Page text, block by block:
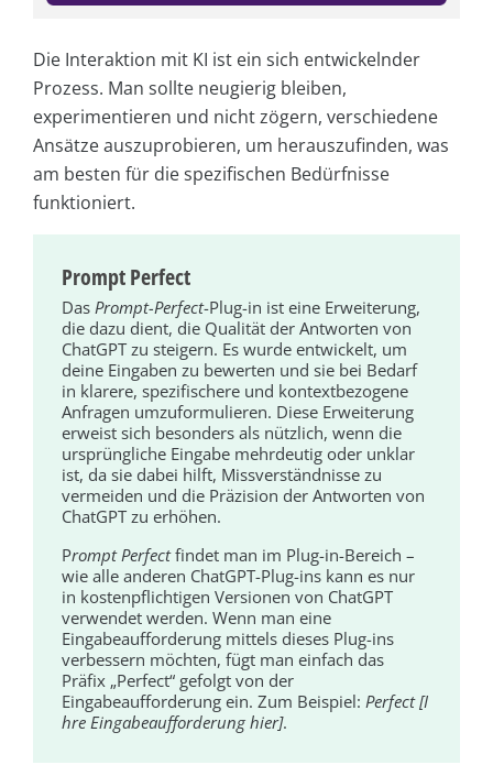
Die Interaktion mit KI ist ein sich entwickelnder
Prozess. Man sollte neugierig bleiben,
experimentieren und nicht zögern, verschiedene
Ansätze auszuprobieren, um herauszufinden, was
am besten für die spezifischen Bedürfnisse
funktioniert.
Prompt Perfect
DasPrompt-Perfect-Plug-in ist eine Erweiterung,
die dazu dient, die Qualität der Antworten von
ChatGPT zu steigern. Es wurde entwickelt, um
deine Eingaben zu bewerten und sie bei Bedarf
in klarere, spezifischere und kontextbezogene
Anfragen umzuformulieren. Diese Erweiterung
erweist sich besonders als nützlich, wenn die
ursprüngliche Eingabe mehrdeutig oder unklar
ist, da sie dabei hilft, Missverständnisse zu
vermeiden und die Präzision der Antworten von
ChatGPT zu erhöhen.
Prompt Perfectfindet man im Plug-in-Bereich –
wie alle anderen ChatGPT-Plug-ins kann es nur
in kostenpflichtigen Versionen von ChatGPT
verwendet werden. Wenn man eine
Eingabeaufforderung mittels dieses Plug-ins
verbessern möchten, fügt man einfach das
Präfix „Perfect“ gefolgt von der
Eingabeaufforderung ein. Zum Beispiel:Perfect [I
hre Eingabeaufforderung hier].